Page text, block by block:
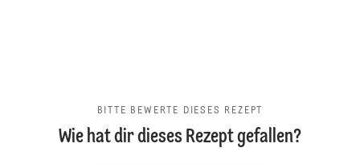
BITTE BEWERTE DIESES REZEPT
Wie hat dir dieses Rezept gefallen?